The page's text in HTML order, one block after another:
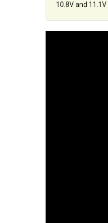
10.8V and